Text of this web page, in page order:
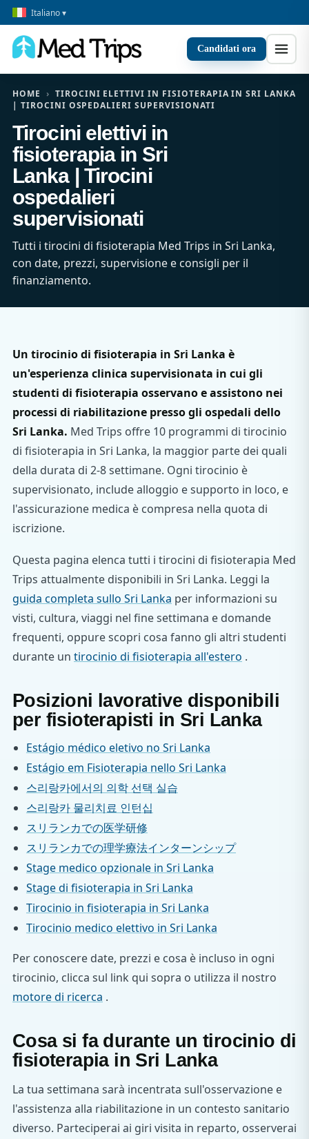
Italiano ▾
Candidati ora
HOME › TIROCINI ELETTIVI IN FISIOTERAPIA IN SRI LANKA
| TIROCINI OSPEDALIERI SUPERVISIONATI
Tirocini elettivi in
fisioterapia in Sri
Lanka | Tirocini
ospedalieri
supervisionati
Tutti i tirocini di fisioterapia Med Trips in Sri Lanka,
con date, prezzi, supervisione e consigli per il
finanziamento.
Un tirocinio di fisioterapia in Sri Lanka è
un'esperienza clinica supervisionata in cui gli
studenti di fisioterapia osservano e assistono nei
processi di riabilitazione presso gli ospedali dello
Sri Lanka. Med Trips offre 10 programmi di tirocinio
di fisioterapia in Sri Lanka, la maggior parte dei quali
della durata di 2-8 settimane. Ogni tirocinio è
supervisionato, include alloggio e supporto in loco, e
l'assicurazione medica è compresa nella quota di
iscrizione.
Questa pagina elenca tutti i tirocini di fisioterapia Med
Trips attualmente disponibili in Sri Lanka. Leggi la
guida completa sullo Sri Lanka per informazioni su
visti, cultura, viaggi nel fine settimana e domande
frequenti, oppure scopri cosa fanno gli altri studenti
durante un tirocinio di fisioterapia all'estero .
Posizioni lavorative disponibili
per fisioterapisti in Sri Lanka
Estágio médico eletivo no Sri Lanka
Estágio em Fisioterapia nello Sri Lanka
스리랑카에서의 의학 선택 실습
스리랑카 물리치료 인턴십
スリランカでの医学研修
スリランカでの理学療法インターンシップ
Stage medico opzionale in Sri Lanka
Stage di fisioterapia in Sri Lanka
Tirocinio in fisioterapia in Sri Lanka
Tirocinio medico elettivo in Sri Lanka
Per conoscere date, prezzi e cosa è incluso in ogni
tirocinio, clicca sul link qui sopra o utilizza il nostro
motore di ricerca .
Cosa si fa durante un tirocinio di
fisioterapia in Sri Lanka
La tua settimana sarà incentrata sull'osservazione e
l'assistenza alla riabilitazione in un contesto sanitario
diverso. Parteciperai ai giri visita in reparto, osserverai